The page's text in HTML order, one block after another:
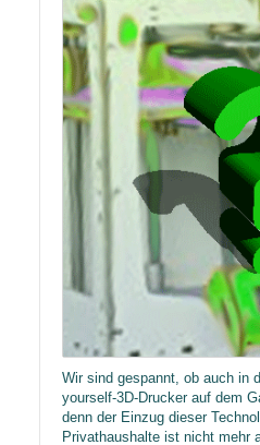
Wir sind gespannt, ob auch in
yourself-3D-Drucker auf dem
denn der Einzug dieser
Privathaushalte ist nicht mehr